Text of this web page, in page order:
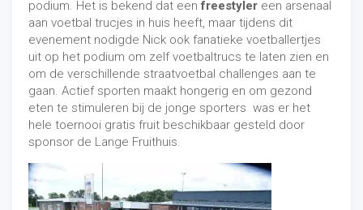
podium. Het is bekend dat eenfreestyler een arsenaal
aan voetbal trucjes in huis heeft, maar tijdens dit
evenement nodigde Nick ook fanatieke voetballertjes
uit op het podium om zelf voetbaltrucs te laten zien en
om de verschillende straatvoetbal challenges aan te
gaan. Actief sporten maakt hongerig en om gezond
eten te stimuleren bij de jonge sporters was er het
hele toernooi gratis fruit beschikbaar gesteld door
sponsor de Lange Fruithuis.